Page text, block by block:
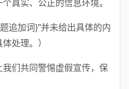
真实、公正的信息环境。
追加词}”并未给出具体的内
处理。）
们共同警惕虚假宣传，保